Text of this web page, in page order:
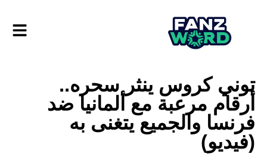
توني كروس ينثر سحره..
أرقام مرعبة مع ألمانيا ضد
فرنسا والجميع يتغنى به
(فيديو)